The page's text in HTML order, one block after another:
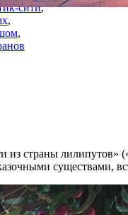
сити,
,
,
из страны лилипутов»
существами,